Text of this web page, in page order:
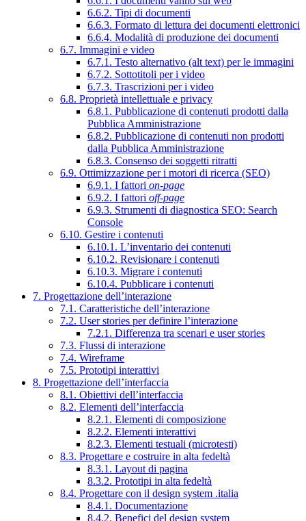
6.6.2. Tipi di documenti
6.6.3. Formato di lettura dei documenti elettronici
6.6.4. Modalità di produzione dei documenti
6.7. Immagini e video
6.7.1. Testo alternativo (alt text) per le immagini
6.7.2. Sottotitoli per i video
6.7.3. Trascrizioni per i video
6.8. Proprietà intellettuale e privacy
6.8.1. Pubblicazione di contenuti prodotti dalla
Pubblica Amministrazione
6.8.2. Pubblicazione di contenuti non prodotti
dalla Pubblica Amministrazione
6.8.3. Consenso dei soggetti ritratti
6.9. Ottimizzazione per i motori di ricerca (SEO)
6.9.1. I fattori on-page
6.9.2. I fattori off-page
6.9.3. Strumenti di diagnostica SEO: Search
Console
6.10. Gestire i contenuti
6.10.1. L’inventario dei contenuti
6.10.2. Revisionare i contenuti
6.10.3. Migrare i contenuti
6.10.4. Pubblicare i contenuti
7. Progettazione dell’interazione
7.1. Caratteristiche dell’interazione
7.2. User stories per definire l’interazione
7.2.1. Differenza tra scenari e user stories
7.3. Flussi di interazione
7.4. Wireframe
7.5. Prototipi interattivi
8. Progettazione dell’interfaccia
8.1. Obiettivi dell’interfaccia
8.2. Elementi dell’interfaccia
8.2.1. Elementi di composizione
8.2.2. Elementi interattivi
8.2.3. Elementi testuali (microtesti)
8.3. Progettare e costruire in alta fedeltà
8.3.1. Layout di pagina
8.3.2. Prototipi in alta fedeltà
8.4. Progettare con il design system .italia
8.4.1. Documentazione
8.4.2. Benefici del design system